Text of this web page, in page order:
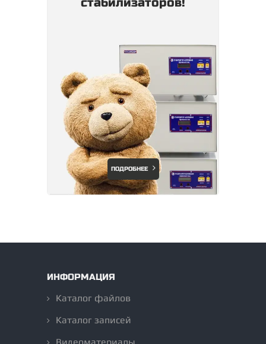
ПОДРОБНЕЕ
ИНФОРМАЦИЯ
Каталог файлов
Каталог записей